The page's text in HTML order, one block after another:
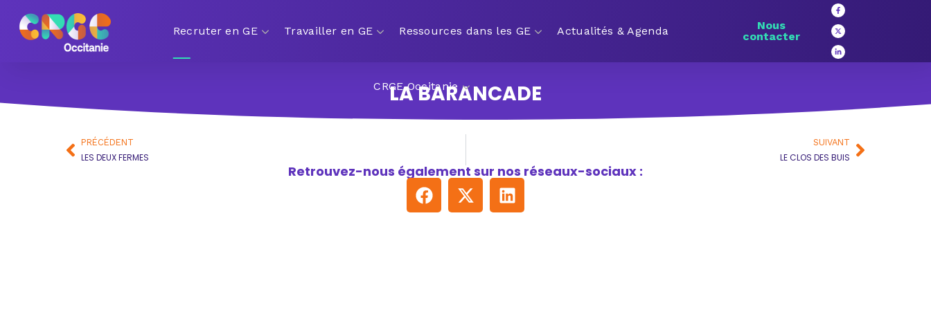
Recruter en GE Travailler en GE Ressources dans les GE Actualités & Agenda
CRGE Occitanie
Nous
contacter
LA BARANCADE
PRÉCÉDENT
LES DEUX FERMES
SUIVANT
LE CLOS DES BUIS
Retrouvez-nous également sur nos réseaux-sociaux :